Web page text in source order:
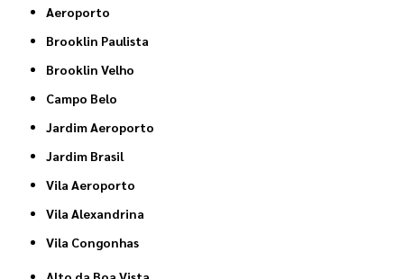
Aeroporto
Brooklin Paulista
Brooklin Velho
Campo Belo
Jardim Aeroporto
Jardim Brasil
Vila Aeroporto
Vila Alexandrina
Vila Congonhas